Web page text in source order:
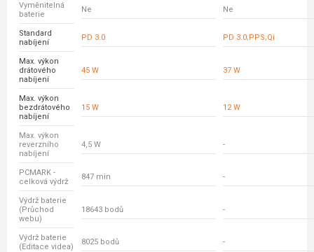
Vyměnitelná
baterie
Ne Ne
Standard
nabíjení
PD 3.0 PD 3.0;PPS;Qi
Max. výkon
drátového
nabíjení
45 W 37 W
Max. výkon
bezdrátového
nabíjení
15 W 12 W
Max. výkon
reverzního
nabíjení
4,5 W -
PCMARK -
celková výdrž
847 min -
Výdrž baterie
(Průchod
webu)
18643 bodů -
Výdrž baterie
(Editace videa)
8025 bodů -